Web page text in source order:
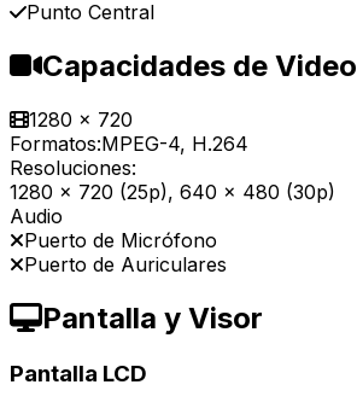
Punto Central
Capacidades de Video
1280 x 720
Formatos:MPEG-4, H.264
Resoluciones:
1280 x 720 (25p), 640 x 480 (30p)
Audio
Puerto de Micrófono
Puerto de Auriculares
Pantalla y Visor
Pantalla LCD